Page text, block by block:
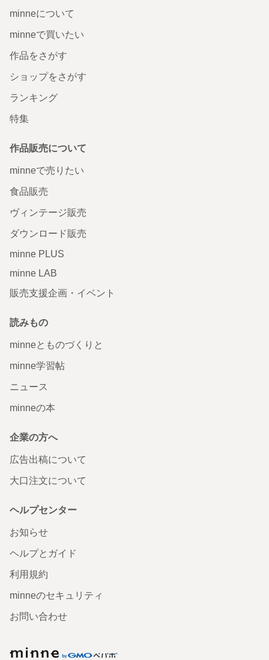
minneについて
minneで買いたい
作品をさがす
ショップをさがす
ランキング
特集
作品販売について
minneで売りたい
食品販売
ヴィンテージ販売
ダウンロード販売
minne PLUS
minne LAB
販売支援企画・イベント
読みもの
minneとものづくりと
minne学習帖
ニュース
minneの本
企業の方へ
広告出稿について
大口注文について
ヘルプセンター
お知らせ
ヘルプとガイド
利用規約
minneのセキュリティ
お問い合わせ